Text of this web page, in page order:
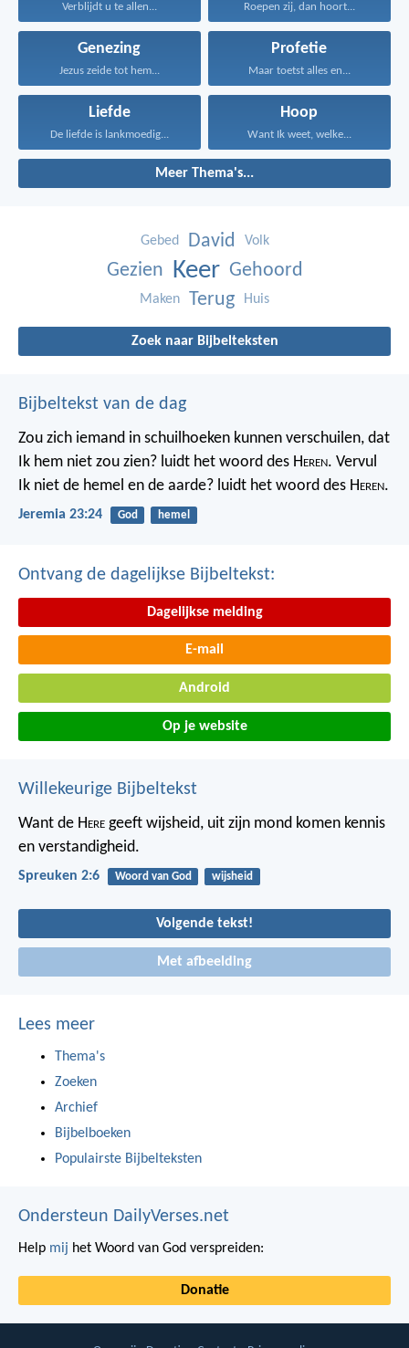
Verblijdt u te allen... Roepen zij, dan hoort...
Genezing
Jezus zeide tot hem...
Profetie
Maar toetst alles en...
Liefde
De liefde is lankmoedig...
Hoop
Want Ik weet, welke...
Meer Thema's...
Gebed David Volk
Gezien Keer Gehoord
Maken Terug Huis
Zoek naar Bijbelteksten
Bijbeltekst van de dag
Zou zich iemand in schuilhoeken kunnen verschuilen, dat
Ik hem niet zou zien? luidt het woord des Heren. Vervul
Ik niet de hemel en de aarde? luidt het woord des Heren.
Jeremia 23:24 God hemel
Ontvang de dagelijkse Bijbeltekst:
Dagelijkse melding
E-mail
Android
Op je website
Willekeurige Bijbeltekst
Want de Here geeft wijsheid, uit zijn mond komen kennis
en verstandigheid.
Spreuken 2:6 Woord van God wijsheid
Volgende tekst!
Met afbeelding
Lees meer
Thema's
Zoeken
Archief
Bijbelboeken
Populairste Bijbelteksten
Ondersteun DailyVerses.net
Help mij het Woord van God verspreiden:
Donatie